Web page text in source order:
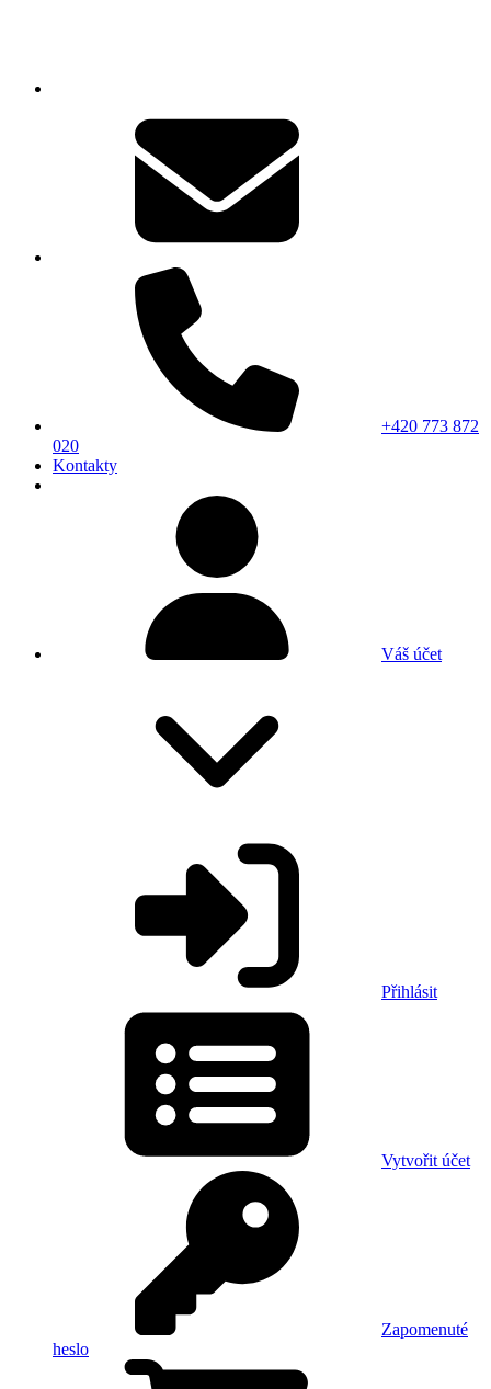
+420 773 872
020
Kontakty
Váš účet
Přihlásit
Vytvořit účet
Zapomenuté
heslo